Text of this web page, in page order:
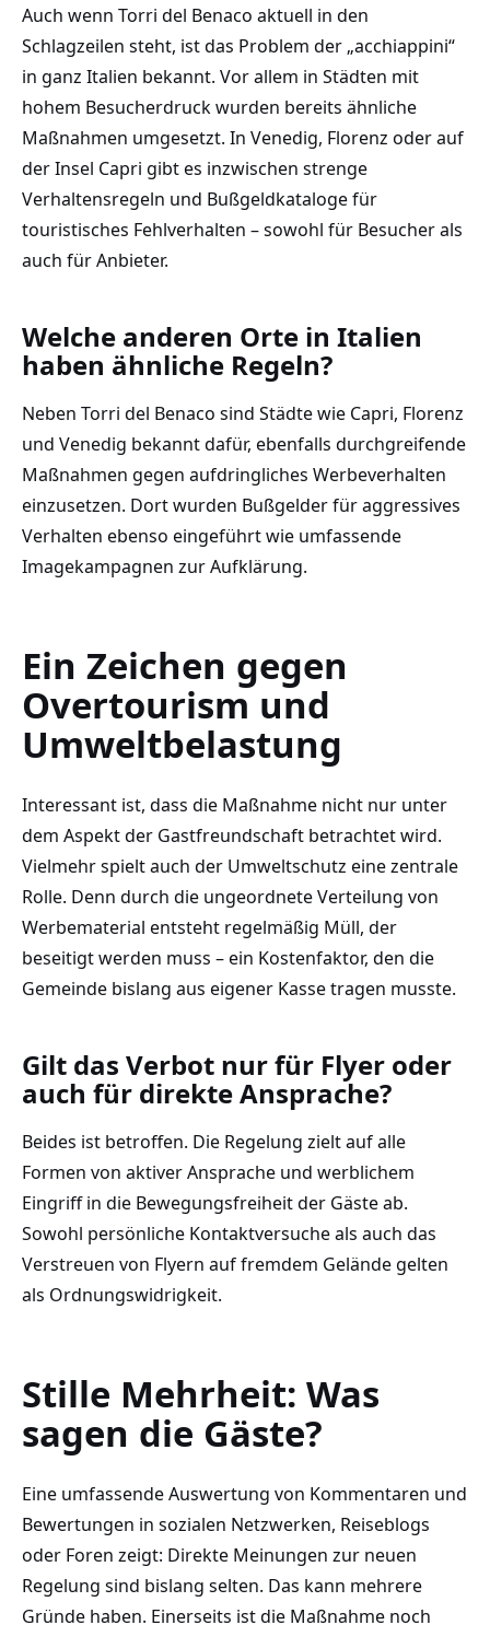
Auch wenn Torri del Benaco aktuell in den
Schlagzeilen steht, ist das Problem der „acchiappini“
in ganz Italien bekannt. Vor allem in Städten mit
hohem Besucherdruck wurden bereits ähnliche
Maßnahmen umgesetzt. In Venedig, Florenz oder auf
der Insel Capri gibt es inzwischen strenge
Verhaltensregeln und Bußgeldkataloge für
touristisches Fehlverhalten – sowohl für Besucher als
auch für Anbieter.
Welche anderen Orte in Italien
haben ähnliche Regeln?
Neben Torri del Benaco sind Städte wie Capri, Florenz
und Venedig bekannt dafür, ebenfalls durchgreifende
Maßnahmen gegen aufdringliches Werbeverhalten
einzusetzen. Dort wurden Bußgelder für aggressives
Verhalten ebenso eingeführt wie umfassende
Imagekampagnen zur Aufklärung.
Ein Zeichen gegen
Overtourism und
Umweltbelastung
Interessant ist, dass die Maßnahme nicht nur unter
dem Aspekt der Gastfreundschaft betrachtet wird.
Vielmehr spielt auch der Umweltschutz eine zentrale
Rolle. Denn durch die ungeordnete Verteilung von
Werbematerial entsteht regelmäßig Müll, der
beseitigt werden muss – ein Kostenfaktor, den die
Gemeinde bislang aus eigener Kasse tragen musste.
Gilt das Verbot nur für Flyer oder
auch für direkte Ansprache?
Beides ist betroffen. Die Regelung zielt auf alle
Formen von aktiver Ansprache und werblichem
Eingriff in die Bewegungsfreiheit der Gäste ab.
Sowohl persönliche Kontaktversuche als auch das
Verstreuen von Flyern auf fremdem Gelände gelten
als Ordnungswidrigkeit.
Stille Mehrheit: Was
sagen die Gäste?
Eine umfassende Auswertung von Kommentaren und
Bewertungen in sozialen Netzwerken, Reiseblogs
oder Foren zeigt: Direkte Meinungen zur neuen
Regelung sind bislang selten. Das kann mehrere
Gründe haben. Einerseits ist die Maßnahme noch